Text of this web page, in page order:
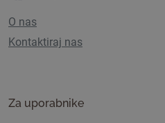
O nas
Kontaktiraj nas
Za uporabnike